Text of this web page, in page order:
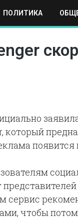
ПОЛИТИКА
НАУКА И ТЕХНИКА
который
появится
сервис
чтобы